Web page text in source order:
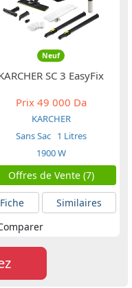
Neuf
SC 3 EasyFix
Prix49 000 Da
KARCHER
Sans Sac 1 Litres
1900 W
Offres de Vente (7)
Fiche
Similaires